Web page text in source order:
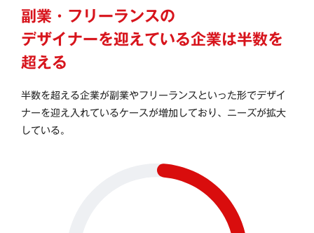
副業・フリーランスの
デザイナーを迎えている企業は半数を
超える
半数を超える企業が副業やフリーランスといった形でデザイ
ナーを迎え入れているケースが増加しており、ニーズが拡大
している。